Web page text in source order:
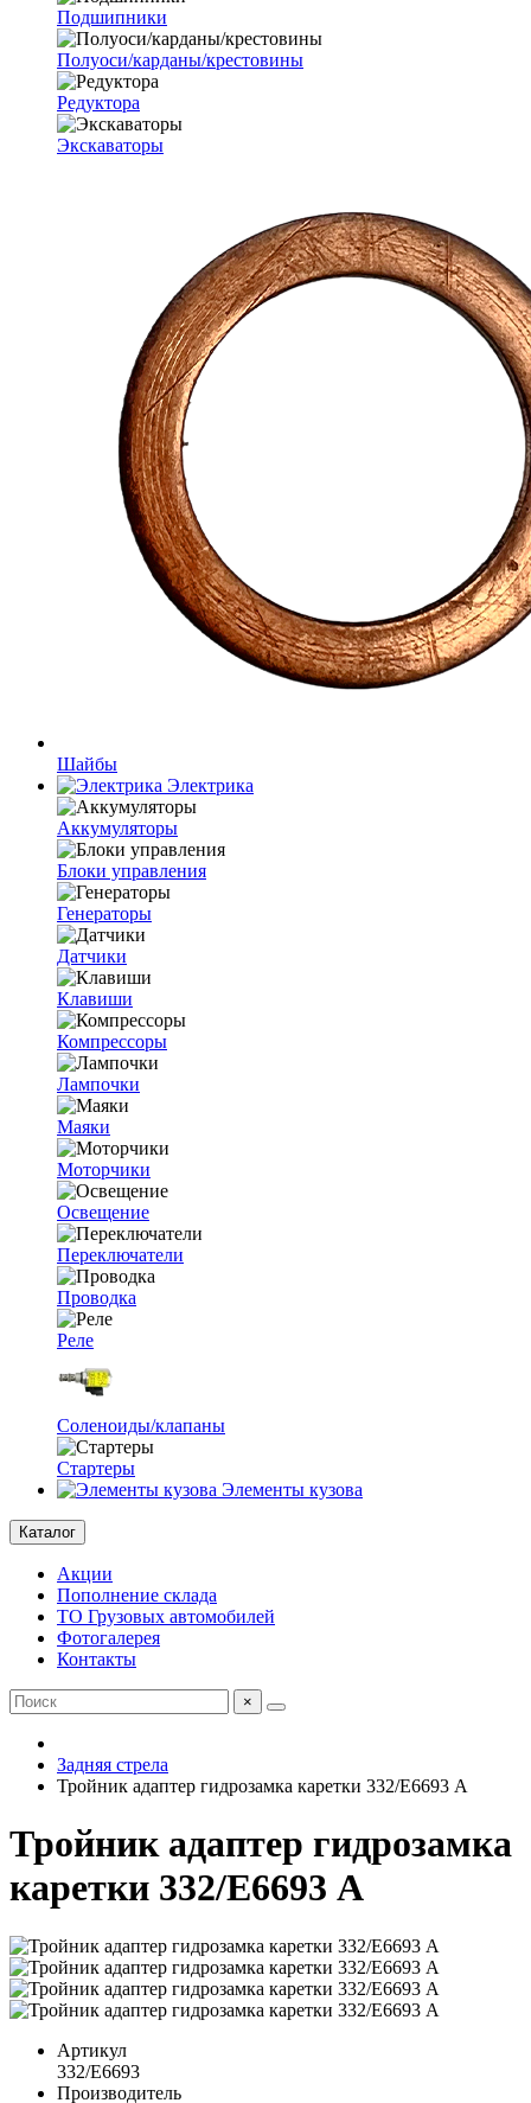
Подшипники
Полуоси/карданы/крестовины
Редуктора
Экскаваторы
Шайбы
Электрика
Аккумуляторы
Блоки управления
Генераторы
Датчики
Клавиши
Компрессоры
Лампочки
Маяки
Моторчики
Освещение
Переключатели
Проводка
Реле
Соленоиды/клапаны
Стартеры
Элементы кузова
Каталог
Акции
Пополнение склада
ТО Грузовых автомобилей
Фотогалерея
Контакты
×
Задняя стрела
Тройник адаптер гидрозамка каретки 332/E6693 А
Тройник адаптер гидрозамка
каретки 332/E6693 А
Артикул
332/E6693
Производитель